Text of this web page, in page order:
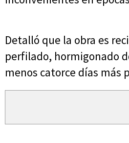
Detalló que la obra es
perfilado, hormigonado
menos catorce días